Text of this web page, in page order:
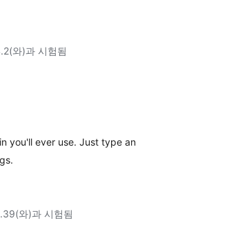
와)과 시험됨
you'll ever use. Just type an
와)과 시험됨